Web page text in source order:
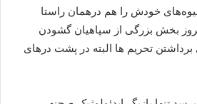
خودش را هم درهمان راستا
بخش بزرگی از سپاهیان گشودن
برداشتن تحریم ها البته در پشت درهای